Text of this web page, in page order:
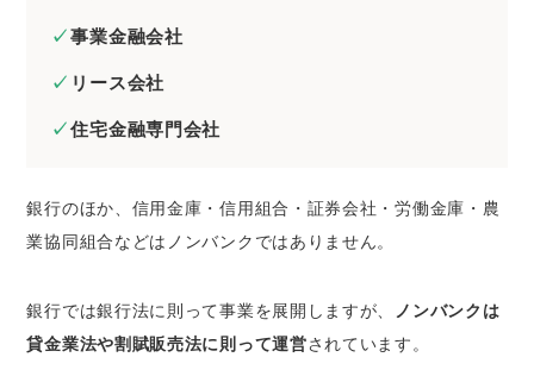
事業金融会社
リース会社
住宅金融専門会社
銀行のほか、信用金庫・信用組合・証券会社・労働金庫・農
業協同組合などはノンバンクではありません。
銀行では銀行法に則って事業を展開しますが、
ノンバンクは
貸金業法や割賦販売法に則って運営されています。